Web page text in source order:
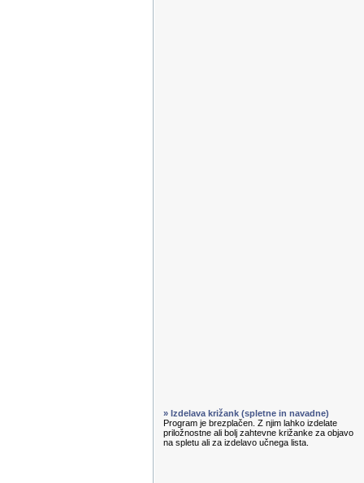
» Izdelava križank (spletne in navadne)
Program je brezplačen. Z njim lahko izdelate
priložnostne ali bolj zahtevne križanke za objavo
na spletu ali za izdelavo učnega lista.